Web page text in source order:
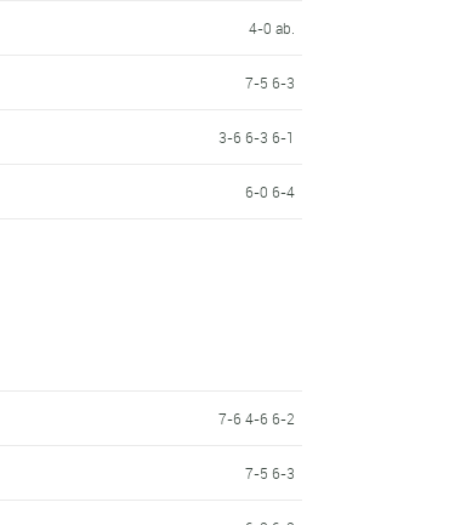
4-0 ab.
7-5 6-3
3-6 6-3 6-1
6-0 6-4
7-6 4-6 6-2
7-5 6-3